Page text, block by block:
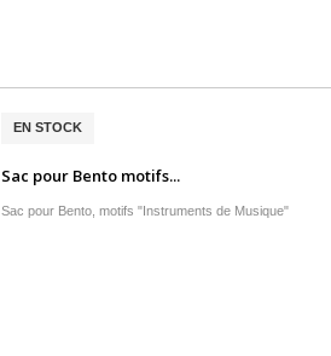
EN STOCK
Sac pour Bento motifs...
Sac pour Bento, motifs "Instruments de Musique"